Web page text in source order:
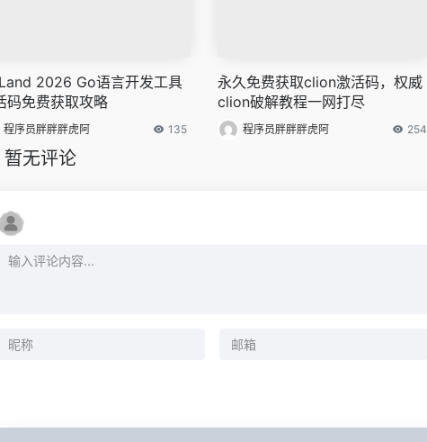
2026 Go语言开发工具
码免费获取攻略
程序员胖胖胖虎阿 135
永久免费获取clion激活码，权威
clion破解教程一网打尽
程序员胖胖胖虎阿 254
暂无评论